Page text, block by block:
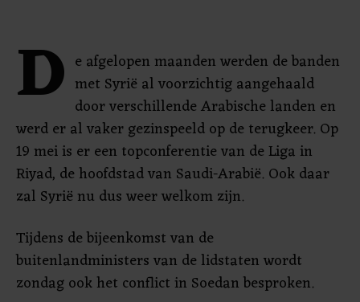
D e afgelopen maanden werden de banden
met Syrië al voorzichtig aangehaald
door verschillende Arabische landen en
werd er al vaker gezinspeeld op de terugkeer. Op
19 mei is er een topconferentie van de Liga in
Riyad, de hoofdstad van Saudi-Arabië. Ook daar
zal Syrië nu dus weer welkom zijn.
Tijdens de bijeenkomst van de
buitenlandministers van de lidstaten wordt
zondag ook het conflict in Soedan besproken.